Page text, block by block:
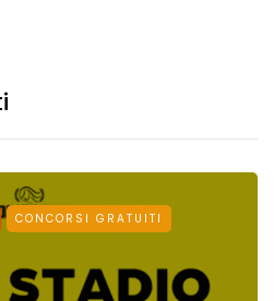
CONCORSI GRATUITI